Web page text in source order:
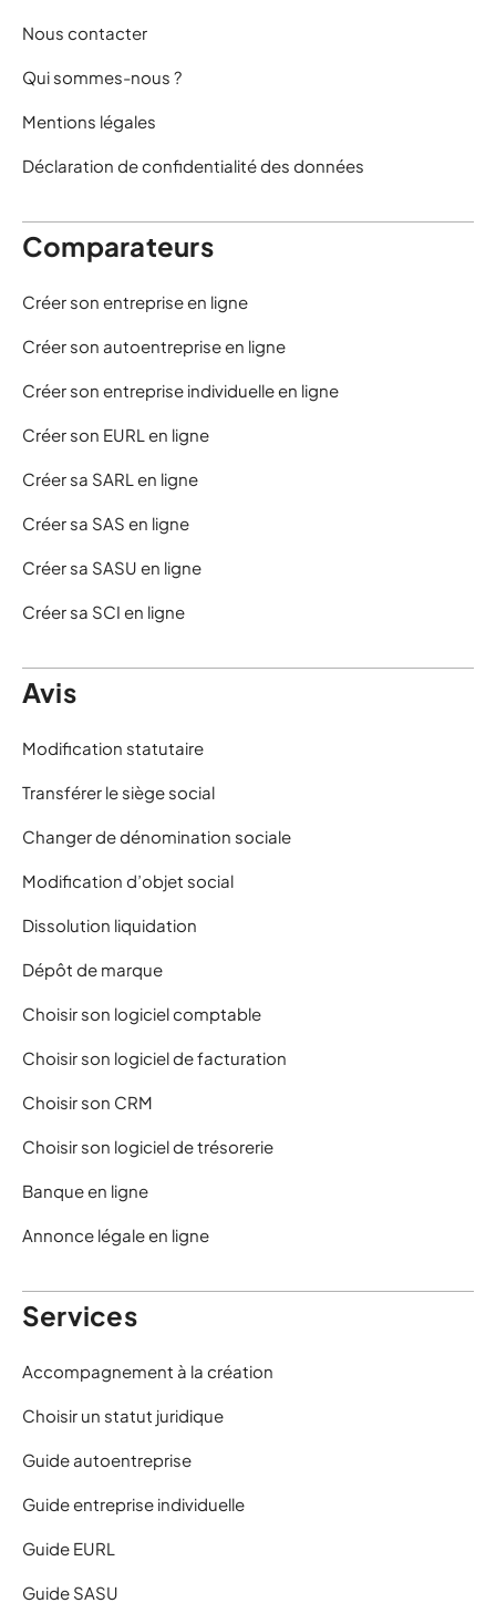
Nous contacter
Qui sommes-nous ?
Mentions légales
Déclaration de confidentialité des données
Comparateurs
Créer son entreprise en ligne
Créer son autoentreprise en ligne
Créer son entreprise individuelle en ligne
Créer son EURL en ligne
Créer sa SARL en ligne
Créer sa SAS en ligne
Créer sa SASU en ligne
Créer sa SCI en ligne
Avis
Modification statutaire
Transférer le siège social
Changer de dénomination sociale
Modification d’objet social
Dissolution liquidation
Dépôt de marque
Choisir son logiciel comptable
Choisir son logiciel de facturation
Choisir son CRM
Choisir son logiciel de trésorerie
Banque en ligne
Annonce légale en ligne
Services
Accompagnement à la création
Choisir un statut juridique
Guide autoentreprise
Guide entreprise individuelle
Guide EURL
Guide SASU